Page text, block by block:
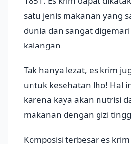
satu jenis makanan yang
dunia dan sangat
kalangan.
Tak hanya lezat, es krim
untuk kesehatan lho! Hal
karena kaya akan nutrisi
makanan dengan gizi
Komposisi terbesar es